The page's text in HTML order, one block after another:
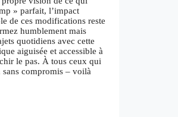
» parfait, l’impact
de ces modifications reste
humblement mais
quotidiens avec cette
aiguisée et accessible à
le pas. À tous ceux qui
sans compromis – voilà